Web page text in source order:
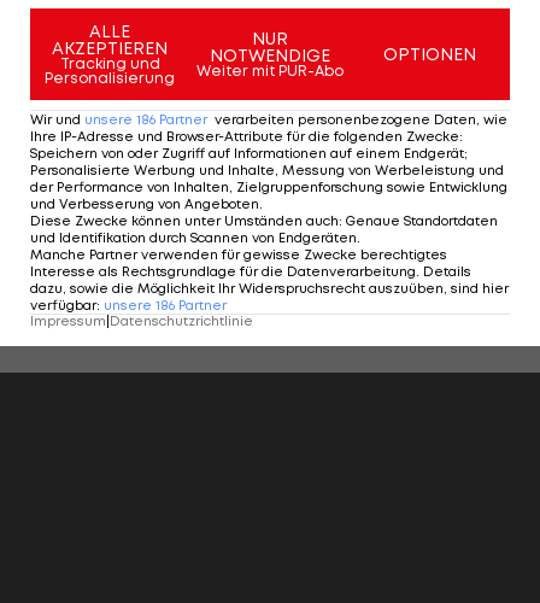
zwei und darf sich über den Aufstieg ins
Achtelfinale, in dem Gastgeber Deutschland
wartet, freuen.
Serbien muss sich hingegen mit zwei Zählern von
der EURO 2024 verabschieden.
Gruppe C - Alle Termine und Ergebnisse <<<
Wer steigt auf? Simuliere die EM-Gruppenphase
mit demEURO-Tabellenrechner>>>
ALLE
AKZEPTIEREN
Tracking und
Personalisierung
NUR
NOTWENDIGE
Weiter mit PUR-Abo
OPTIONEN
Wir und unsere 186 Partner verarbeiten personenbezogene Daten, wie
Ihre IP-Adresse und Browser-Attribute für die folgenden Zwecke:
Speichern von oder Zugriff auf Informationen auf einem Endgerät;
Personalisierte Werbung und Inhalte, Messung von Werbeleistung und
der Performance von Inhalten, Zielgruppenforschung sowie Entwicklung
und Verbesserung von Angeboten.
Diese Zwecke können unter Umständen auch: Genaue Standortdaten
und Identifikation durch Scannen von Endgeräten.
Manche Partner verwenden für gewisse Zwecke berechtigtes
Interesse als Rechtsgrundlage für die Datenverarbeitung. Details
dazu, sowie die Möglichkeit Ihr Widerspruchsrecht auszuüben, sind hier
verfügbar: unsere 186 Partner
Impressum Datenschutzrichtlinie